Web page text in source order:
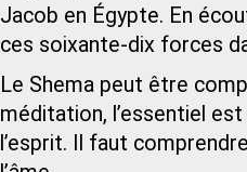
Jacob en Égypte. En
ces soixante-dix forces
Le Shema peut être
méditation, l’essentiel
l’esprit. Il faut